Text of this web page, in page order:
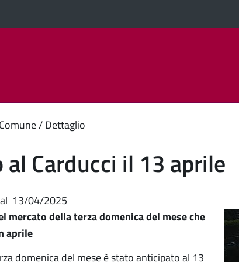
Dettaglio
Carducci il 13 aprile
al 13/04/2025
mercato della terza domenica del mese che
aprile
domenica del mese è stato anticipato al 13